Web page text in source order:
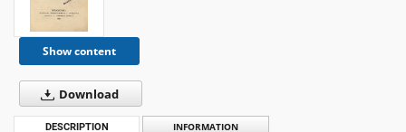
Show content
Download
DESCRIPTION INFORMATION